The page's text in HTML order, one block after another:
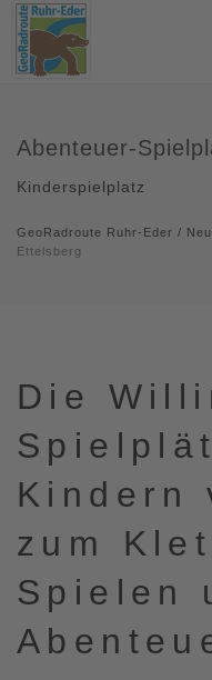
Abenteuer-
Kinderspielplatz
GeoRadroute Ruhr-Eder /
Ettelsberg
Die
Kindern
zum
Spielen